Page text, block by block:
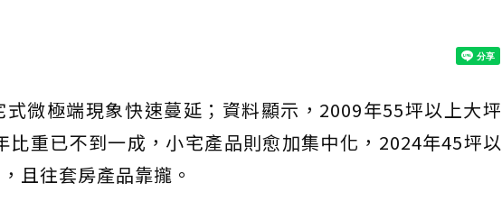
微極端現象快速蔓延；資料顯示，2009年55坪以上大坪
比重已不到一成，小宅產品則愈加集中化，2024年45坪以
且往套房產品靠攏。